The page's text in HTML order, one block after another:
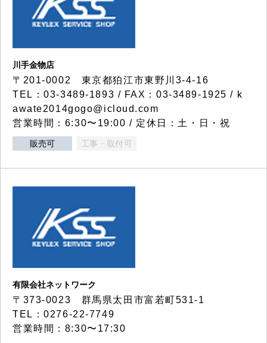
川手金物店
〒201-0002 東京都狛江市東野川3-4-16
TEL：03-3489-1893 / FAX：03-3489-1925 / k
awate2014gogo@icloud.com
営業時間：6:30〜19:00 / 定休日：土・日・祝
販売可 工事・取付可
有限会社ネットワーク
〒373-0023 群馬県太田市富若町531-1
TEL：0276-22-7749
営業時間：8:30〜17:30